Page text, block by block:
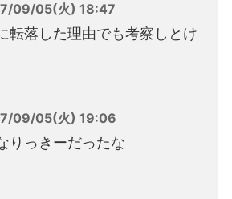
09/05(火) 18:47
転落した理由でも考察しとけ
09/05(火) 19:06
りっきーだったな